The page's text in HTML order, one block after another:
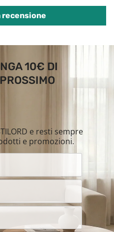
recensione
10€ DI
e resti sempre
e promozioni.